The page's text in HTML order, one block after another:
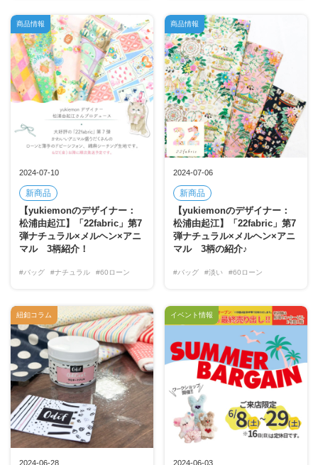
2024-07-10
新商品
【yukiemonのデザイナー：
松浦由起江】「22fabric」第7
弾ナチュラル×メルヘン×アニ
マル 3柄紹介！
#バッグ #ナチュラル #60ローン
商品情報
2024-07-06
新商品
【yukiemonのデザイナー：
松浦由起江】「22fabric」第7
弾ナチュラル×メルヘン×アニ
マル 3柄の紹介♪
#バッグ #淡い #60ローン
商品情報
2024-06-28
紐釦コラム
2024-06-03
イベント情報